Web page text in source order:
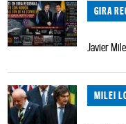
GIRA
Javier
MILEI